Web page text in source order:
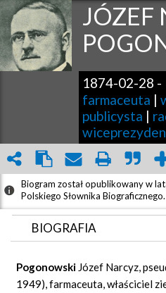
JÓZEF
1874-02-28 -
farmaceuta |
publicysta |
Biogram został opublikowany w
Polskiego Słownika Biograficznego.
BIOGRAFIA
ZDJĘCIA (1)
Pogonowski Józef Narcyz,
1949), farmaceuta, właściciel